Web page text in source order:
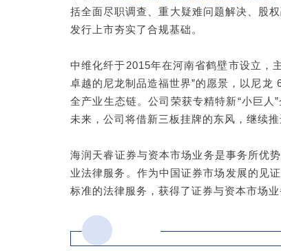
括全面尽职调查、重大疑难问题解决、股
发行上市夯实了合规基础。
中维化纤于2015年在河南省鹤壁市设立，
卓越的尼龙制品造福世界”的愿景，以尼
全产业生态链。公司荣获专精特新“小巨人
未来，公司将借新三板挂牌的东风，继续
海润天睿证券与资本市场业务是事务所优
业法律服务。作为中国证券市场发展的见
标准的法律服务，获得了证券与资本市场